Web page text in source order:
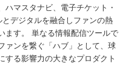
ハマスタナビ、電子チケット・
デジタルを融合しファンの熱
ます。 単なる情報配信ツールで
ァンを繋ぐ「ハブ」として、球
する影響力の大きなプロダクト